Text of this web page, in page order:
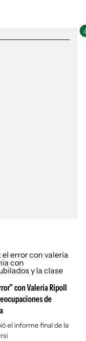
con Valeria Ripoll
de
el informe final de la